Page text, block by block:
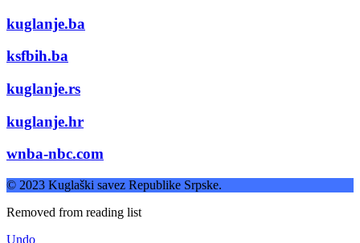
kuglanje.ba
ksfbih.ba
kuglanje.rs
kuglanje.hr
wnba-nbc.com
© 2023 Kuglaški savez Republike Srpske.
Removed from reading list
Undo